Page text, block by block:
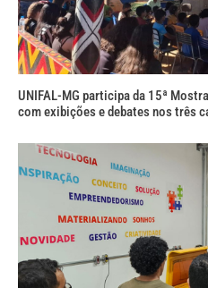
UNIFAL-MG participa da 15ª
com exibições e debates nos três